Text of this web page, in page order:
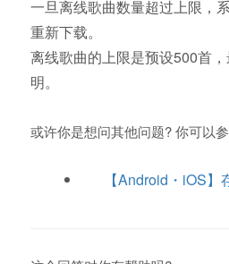
一旦离线歌曲数量超过上限，
重新下载。
离线歌曲的上限是预设500首
明。
或许你是想问其他问题? 你可以
【Android・iOS